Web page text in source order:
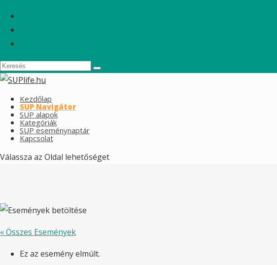
Kezdőlap
SUP Navigátor
SUP alapok
Kategóriák
SUP eseménynaptár
Kapcsolat
Válassza az Oldal lehetőséget
« Összes Események
Ez az esemény elmúlt.